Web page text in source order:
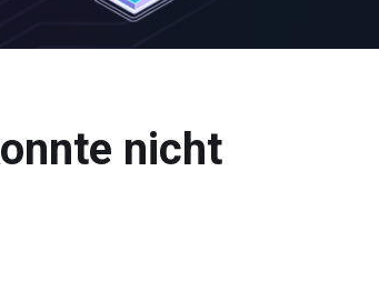
nicht